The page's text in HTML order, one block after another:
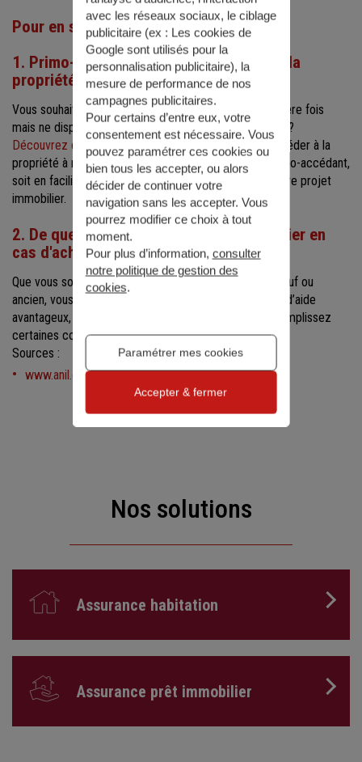
Pour en savoir plus
1. Primo-accédant : comment accéder à la
propriété à moindre coût ?
Vous souhaitez investir dans l’immobilier pour la première fois
mais ne disposez pas d’un apport personnel important ?
Découvrez quelques idéesqui vous permettront d’accéder à la
propriété à moindre coût si vous avez le statut de primo-accédant,
soit en facilitant votre crédit, soit en reconsidérant votre projet
immobilier.
2. De quelles aides pouvez-vous bénéficier en
cas d'achat immobilier ?
Que vous souhaitiez investir dans un bien immobilier neuf ou
ancien, vous pouvez bénéficier de certains dispositifs d’aide
avantageux, souvent cumulables notamment si vous remplissez
certaines conditions.Tour d’horizon de ces dispositifs.
Sources :
www.anil.org
Nos solutions
Assurance habitation
Assurance prêt immobilier
avec les réseaux sociaux, le ciblage
publicitaire (ex : Les cookies de
Google sont utilisés pour la
personnalisation publicitaire), la
mesure de performance de nos
campagnes publicitaires.
Pour certains d’entre eux, votre
consentement est nécessaire. Vous
pouvez paramétrer ces cookies ou
bien tous les accepter, ou alors
décider de continuer votre
navigation sans les accepter. Vous
pourrez modifier ce choix à tout
moment.
Pour plus d’information, consulter
notre politique de gestion des
cookies.
Paramétrer mes cookies
Accepter & fermer